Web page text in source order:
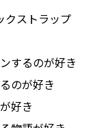
クストラップ
するのが好き
のが好き
好き